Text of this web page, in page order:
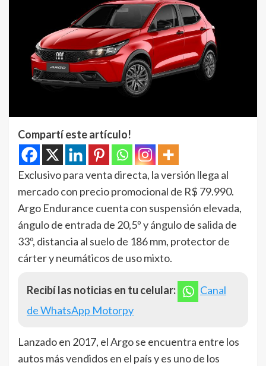
Compartí este artículo!
Exclusivo para venta directa, la versión llega al
mercado con precio promocional de R$ 79.990.
Argo Endurance cuenta con suspensión elevada,
ángulo de entrada de 20,5º y ángulo de salida de
33º, distancia al suelo de 186 mm, protector de
cárter y neumáticos de uso mixto.
Recibí las noticias en tu celular:
Canal
de WhatsApp Motorpy
Lanzado en 2017, el Argo se encuentra entre los
autos más vendidos en el país y es uno de los